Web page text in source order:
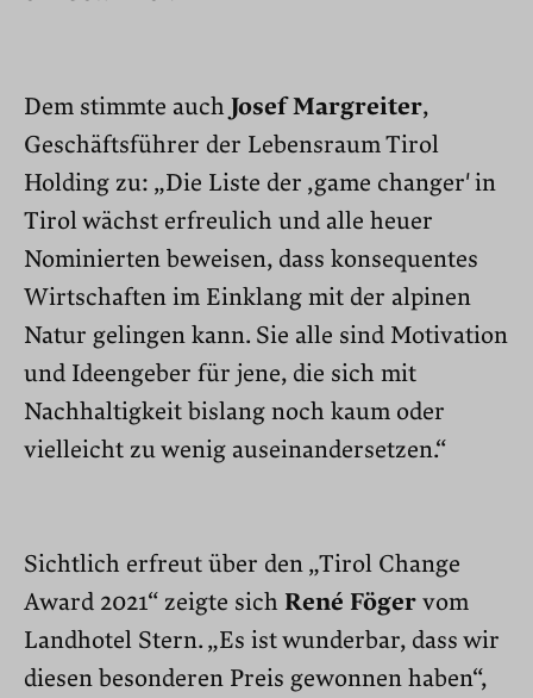
Dem stimmte auch Josef Margreiter,
Geschäftsführer der Lebensraum Tirol
Holding zu: „Die Liste der ,game changer' in
Tirol wächst erfreulich und alle heuer
Nominierten beweisen, dass konsequentes
Wirtschaften im Einklang mit der alpinen
Natur gelingen kann. Sie alle sind Motivation
und Ideengeber für jene, die sich mit
Nachhaltigkeit bislang noch kaum oder
vielleicht zu wenig auseinandersetzen.“
Sichtlich erfreut über den „Tirol Change
Award 2021“ zeigte sich René Föger vom
Landhotel Stern. „Es ist wunderbar, dass wir
diesen besonderen Preis gewonnen haben“,